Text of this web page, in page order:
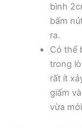
bình
bấm
ra.
Có thể
trong
rất ít
giấm
vừa